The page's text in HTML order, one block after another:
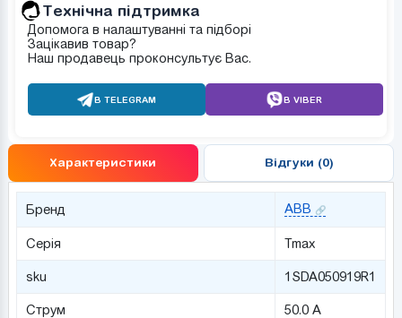
Tехнічна підтримка
Допомога в налаштуванні та підборі
Зацікавив товар?
Наш продавець проконсультує Вас.
В TELEGRAM В VIBER
Характеристики Відгуки (0)
Бренд ABB
Серія Tmax
sku 1SDA050919R1
Струм 50.0 А